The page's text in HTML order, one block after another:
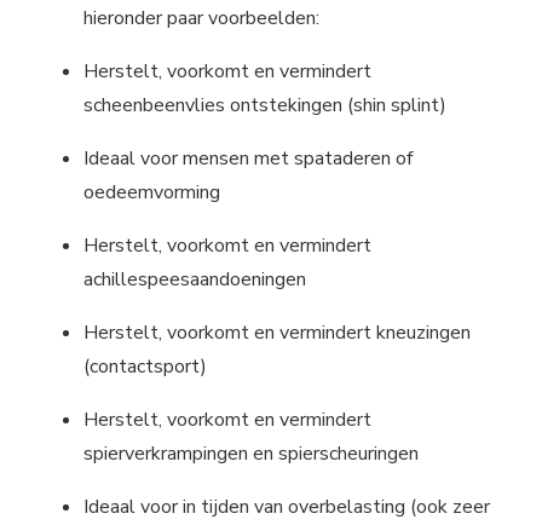
hieronder paar voorbeelden:
Herstelt, voorkomt en vermindert
scheenbeenvlies ontstekingen (shin splint)
Ideaal voor mensen met spataderen of
oedeemvorming
Herstelt, voorkomt en vermindert
achillespeesaandoeningen
Herstelt, voorkomt en vermindert kneuzingen
(contactsport)
Herstelt, voorkomt en vermindert
spierverkrampingen en spierscheuringen
Ideaal voor in tijden van overbelasting (ook zeer